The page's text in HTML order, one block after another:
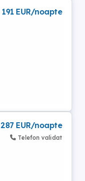
191 EUR/noapte
287 EUR/noapte
Telefon validat